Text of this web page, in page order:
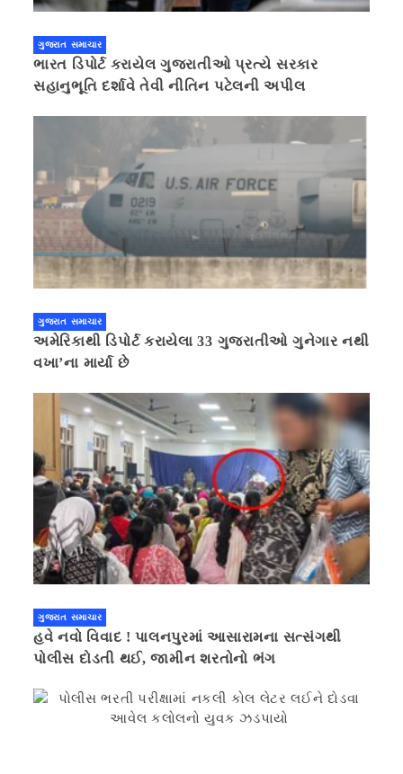
ગુજરાત સમાચાર
ભારત ડિપોર્ટ કરાયેલ ગુજરાતીઓ પ્રત્યે સરકાર
સહાનુભૂતિ દર્શાવે તેવી નીતિન પટેલની અપીલ
ગુજરાત સમાચાર
અમેરિકાથી ડિપોર્ટ કરાયેલા 33 ગુજરાતીઓ ગુનેગાર નથી
વખા’ના માર્યા છે
ગુજરાત સમાચાર
હવે નવો વિવાદ ! પાલનપુરમાં આસારામના સત્સંગથી
પોલીસ દોડતી થઈ, જામીન શરતોનો ભંગ